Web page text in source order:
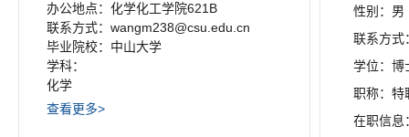
办公地点：化学化工学院621B
联系方式：wangm238@csu.edu.cn
毕业院校：中山大学
学科：
化学
查看更多>
性别：男
联系方式
学位：博
职称：特
在职信息